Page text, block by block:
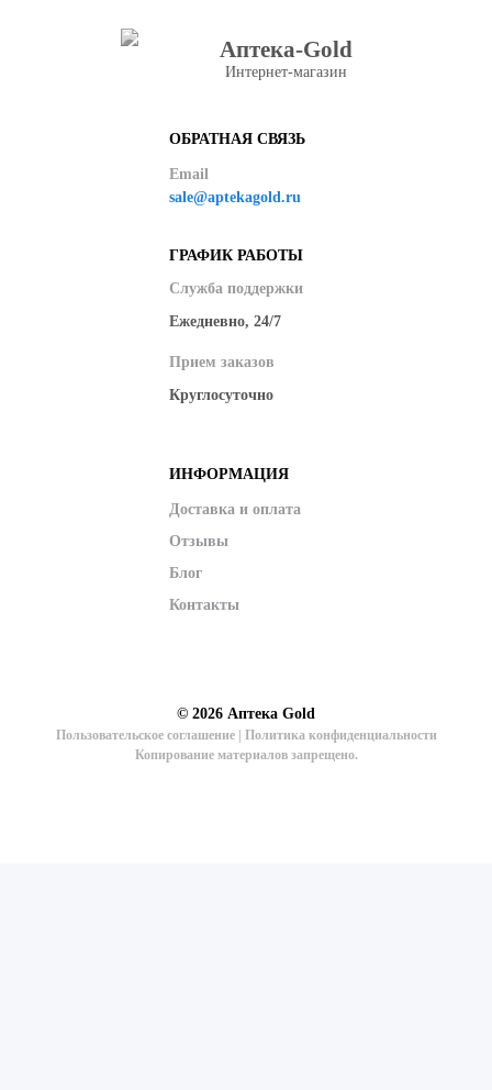
Аптека-Gold
Интернет-магазин
ОБРАТНАЯ СВЯЗЬ
Email
sale@aptekagold.ru
ГРАФИК РАБОТЫ
Служба поддержки
Ежедневно, 24/7
Прием заказов
Круглосуточно
ИНФОРМАЦИЯ
Доставка и оплата
Отзывы
Блог
Контакты
© 2026 Аптека Gold
Пользовательское соглашение| Политика конфиденциальности
Копирование материалов запрещено.